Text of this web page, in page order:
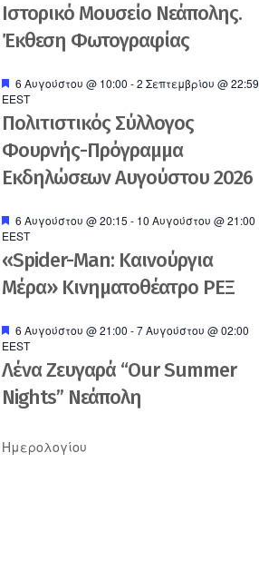
Ιστορικό Μουσείο Νεάπολης.
Έκθεση Φωτογραφίας
Προτεινόμενο
6 Αυγούστου @ 10:00 -2 Σεπτεμβρίου @ 22:59
EEST
Πολιτιστικός Σύλλογος
Φουρνής-Πρόγραμμα
Εκδηλώσεων Αυγούστου 2026
Προτεινόμενο
6 Αυγούστου @ 20:15 - 10 Αυγούστου @ 21:00
EEST
«Spider-Man: Καινούργια
Μέρα» Κινηματοθέατρο ΡΕΞ
Προτεινόμενο
6 Αυγούστου @ 21:00 -7 Αυγούστου @ 02:00
EEST
Λένα Ζευγαρά “Our Summer
Nights” Νεάπολη